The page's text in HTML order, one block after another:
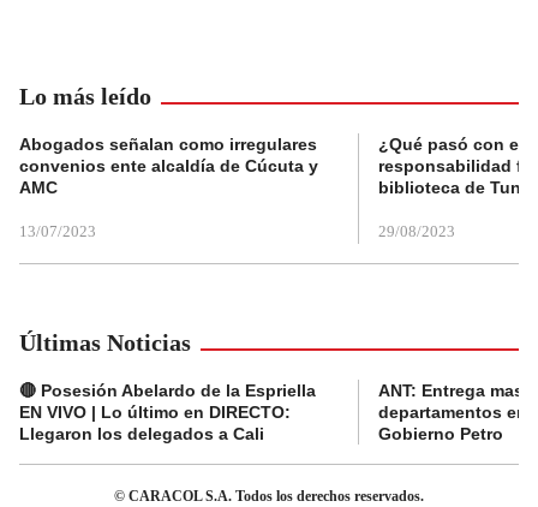
Lo más leído
Abogados señalan como irregulares
convenios ente alcaldía de Cúcuta y
AMC
13/07/2023
¿Qué pasó con el
responsabilidad
biblioteca de
29/08/2023
Últimas Noticias
🔴 Posesión Abelardo de la Espriella
EN VIVO | Lo último en DIRECTO:
Llegaron los delegados a Cali
ANT: Entrega
departamentos en
Gobierno Petro
© CARACOL S.A. Todos los derechos reservados.